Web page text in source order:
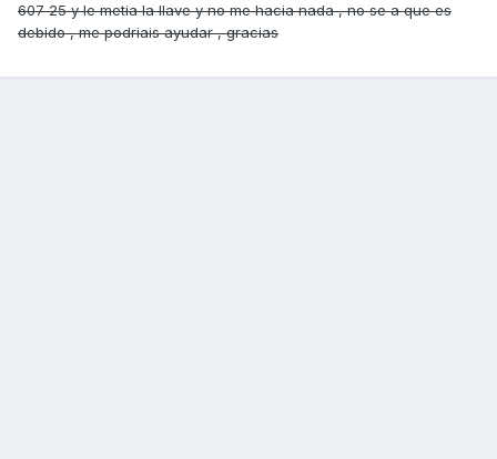
607 25 y le metia la llave y no me hacia nada , no se a que es
debido , me podriais ayudar , gracias